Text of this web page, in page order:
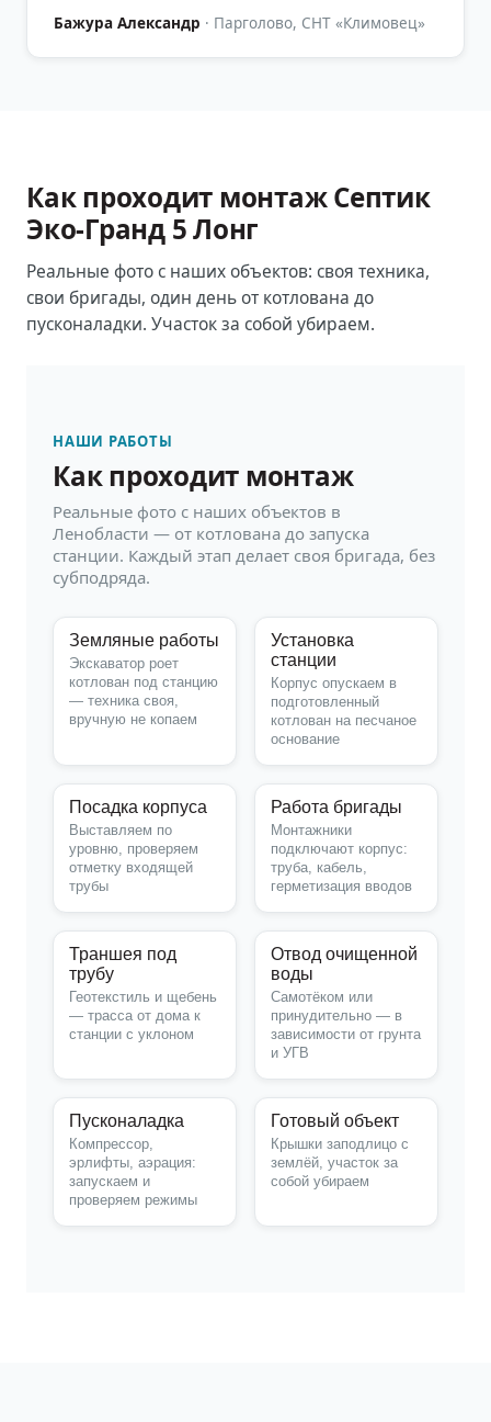
Бажура Александр · Парголово, СНТ «Климовец»
Как проходит монтажСептик
Эко-Гранд 5 Лонг
Реальные фото с наших объектов: своя техника,
свои бригады, один день от котлована до
пусконаладки. Участок за собой убираем.
НАШИ РАБОТЫ
Как проходит монтаж
Реальные фото с наших объектов в
Ленобласти — от котлована до запуска
станции. Каждый этап делает своя бригада, без
субподряда.
Земляные работы
Экскаватор роет
котлован под станцию
— техника своя,
вручную не копаем
Установка
станции
Корпус опускаем в
подготовленный
котлован на песчаное
основание
Посадка корпуса
Выставляем по
уровню, проверяем
отметку входящей
трубы
Работа бригады
Монтажники
подключают корпус:
труба, кабель,
герметизация вводов
Траншея под
трубу
Геотекстиль и щебень
— трасса от дома к
станции с уклоном
Отвод очищенной
воды
Самотёком или
принудительно — в
зависимости от грунта
и УГВ
Пусконаладка
Компрессор,
эрлифты, аэрация:
запускаем и
проверяем режимы
Готовый объект
Крышки заподлицо с
землёй, участок за
собой убираем